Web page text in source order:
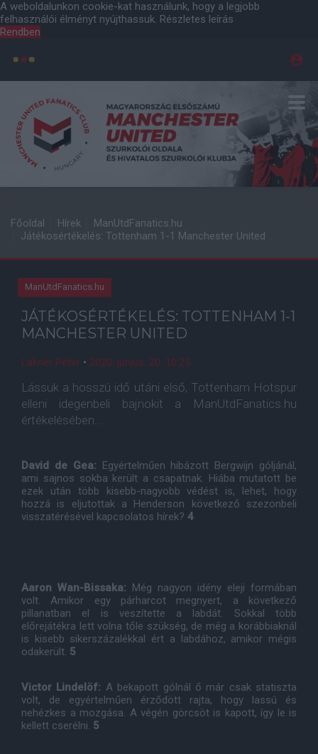
A weboldalunkon cookie-kat használunk, hogy a legjobb
felhasználói élményt nyújthassuk. Részletes leírás
Rendben
Főoldal Hírek
ManUtdFanatics.hu
Játékosértékelés: Tottenham 1-1 Manchester United
ManUtdFanatics.hu
JÁTÉKOSÉRTÉKELÉS: TOTTENHAM 1-1
MANCHESTER UNITED
Lakner Péter • 2020. június. 20. 10:25
Lássuk a hosszú idő utáni első, Tottenham Hotspur
elleni idegenbeli bajnokit a ManUtdFanatics.hu
értékelésében...
David de Gea: Egyértelműen hibázott Bergwijn góljánál,
ami sajnos sokba került a csapatnak. Hiába mutatott be
ezek után több kisebb-nagyobb védést is, lehet, hogy
hozzá is eljutottak a Henderson következő szezonbeli
visszatérésével kapcsolatos hírek? 4
Aaron Wan-Bissaka: Még nagyon idény eleji formában
volt. Amikor egy párharcot megnyert, a következő
pillanatban el is veszítette a labdát. Sokkal több
előrejátékra lett volna tőle szükség, de még a korábbiaknál
is kisebb sikerszázalékkal ért a labdához, amikor mégis
odakerült. 5
Victor Lindelöf: A bekapott gólnál ő már csak statiszta
volt, de egyértelműen érződött rajta, hogy lassú és
nehézkes a mozgása. A végén görcsöt is kapott, így le is
kellett cserélni. 5